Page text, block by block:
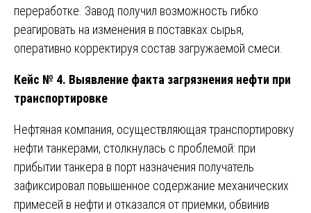
переработке. Завод получил возможность гибко
реагировать на изменения в поставках сырья,
оперативно корректируя состав загружаемой смеси.
Кейс № 4. Выявление факта загрязнения нефти при
транспортировке
Нефтяная компания, осуществляющая транспортировку
нефти танкерами, столкнулась с проблемой: при
прибытии танкера в порт назначения получатель
зафиксировал повышенное содержание механических
примесей в нефти и отказался от приемки, обвинив